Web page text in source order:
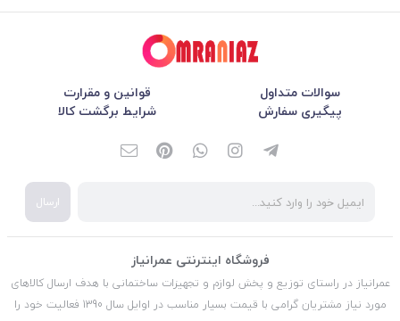
سوالات متداول
قوانین و مقرارت
پیگیری سفارش
شرایط برگشت کالا
ارسال
فروشگاه اینترنتی عمرانیاز
عمرانیاز در راستای توزیع و پخش لوازم و تجهیزات ساختمانی با هدف ارسال کالاهای
مورد نیاز مشتریان گرامی با قیمت بسیار مناسب در اوایل سال 1390 فعالیت خود را